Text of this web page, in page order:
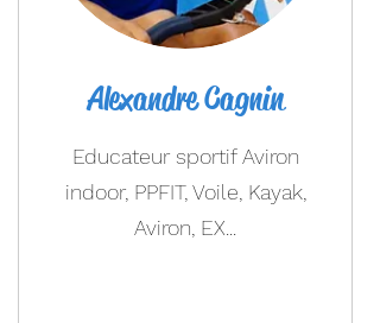
Alexandre Cagnin
Educateur sportif Aviron
indoor, PPFIT, Voile, Kayak,
Aviron, EX...